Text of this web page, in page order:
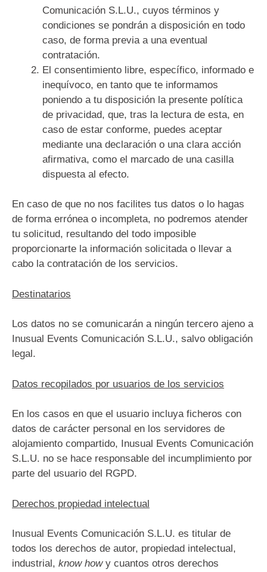
Comunicación S.L.U., cuyos términos y
condiciones se pondrán a disposición en todo
caso, de forma previa a una eventual
contratación.
El consentimiento libre, específico, informado e
inequívoco, en tanto que te informamos
poniendo a tu disposición la presente política
de privacidad, que, tras la lectura de esta, en
caso de estar conforme, puedes aceptar
mediante una declaración o una clara acción
afirmativa, como el marcado de una casilla
dispuesta al efecto.
En caso de que no nos facilites tus datos o lo hagas
de forma errónea o incompleta, no podremos atender
tu solicitud, resultando del todo imposible
proporcionarte la información solicitada o llevar a
cabo la contratación de los servicios.
Destinatarios
Los datos no se comunicarán a ningún tercero ajeno a
Inusual Events Comunicación S.L.U., salvo obligación
legal.
Datos recopilados por usuarios de los servicios
En los casos en que el usuario incluya ficheros con
datos de carácter personal en los servidores de
alojamiento compartido, Inusual Events Comunicación
S.L.U. no se hace responsable del incumplimiento por
parte del usuario del RGPD.
Derechos propiedad intelectual
Inusual Events Comunicación S.L.U. es titular de
todos los derechos de autor, propiedad intelectual,
industrial, know howy cuantos otros derechos